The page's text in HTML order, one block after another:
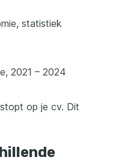
statistiek
2021 – 2024
op je cv. Dit